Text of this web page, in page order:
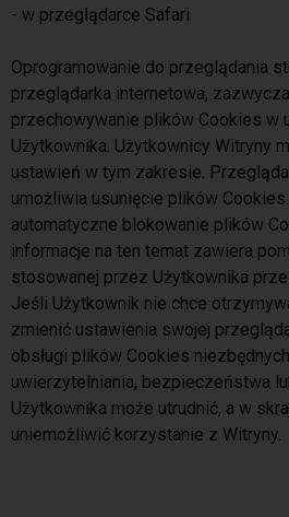
- w przeglądarce Safari
Oprogramowanie do przeglądania
przeglądarka internetowa,
przechowywanie plików Cookies w
Użytkownika. Użytkownicy Witryny
ustawień w tym zakresie.
umożliwia usunięcie plików
automatyczne blokowanie plików
informacje na ten temat zawiera
stosowanej przez Użytkownika
Jeśli Użytkownik nie chce
zmienić ustawienia swojej
obsługi plików Cookies
uwierzytelniania, bezpieczeństwa
Użytkownika może utrudnić, a w
uniemożliwić korzystanie z Witryny.